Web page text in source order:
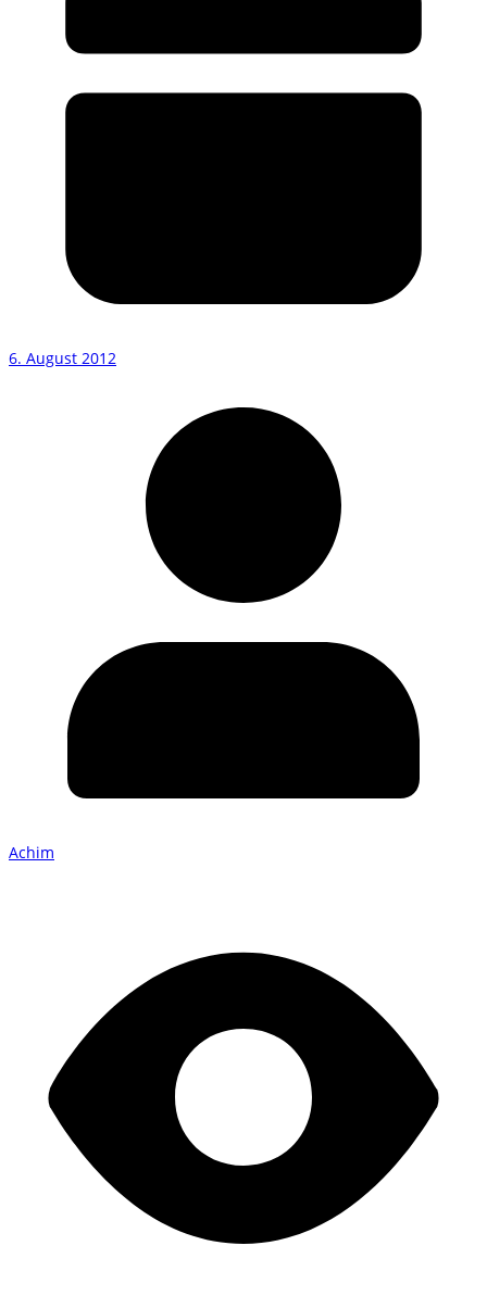
6. August 2012
Achim